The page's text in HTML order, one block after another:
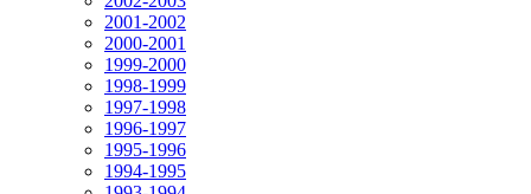
2001-2002
2000-2001
1999-2000
1998-1999
1997-1998
1996-1997
1995-1996
1994-1995